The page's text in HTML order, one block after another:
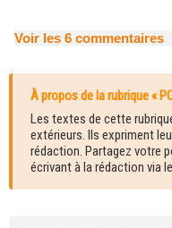
Voir les 6 commentaires
À propos de la rubrique «
Les textes de cette
extérieurs. Ils expriment
rédaction. Partagez votre
écrivant à la rédaction via le